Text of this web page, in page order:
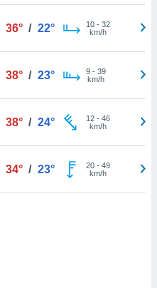
36° / 22° 10- 32
km/h
38° / 23° 9- 39
km/h
38° / 24° 12- 46
km/h
34° / 23° 20- 49
km/h